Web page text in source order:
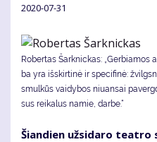
2020-07-31
Robertas Šarknickas:
ba yra iš­skir­ti­nė ir spe­ci­fi­nė:
smul­kūs vai­dy­bos niu­an­sai
sus rei­ka­lus na­mie, dar­be.“
Šian­dien už­si­da­ro te­at­ro